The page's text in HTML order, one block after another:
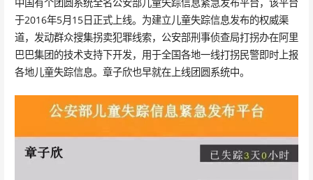
于2016年5月15日正式上线。为建立儿童失踪信息发布的权威渠
道，发动群众搜集拐卖犯罪线索，公安部刑事侦查局打拐办在阿里
巴巴集团的技术支持下开发，用于全国各地一线打拐民警即时上报
各地儿童失踪信息。章子欣也早就在上线团圆系统中。